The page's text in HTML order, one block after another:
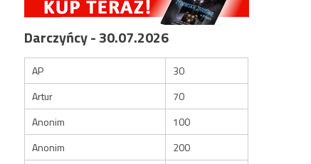
Darczyńcy - 30.07.2026
AP
30
Artur
70
Anonim
100
Anonim
200